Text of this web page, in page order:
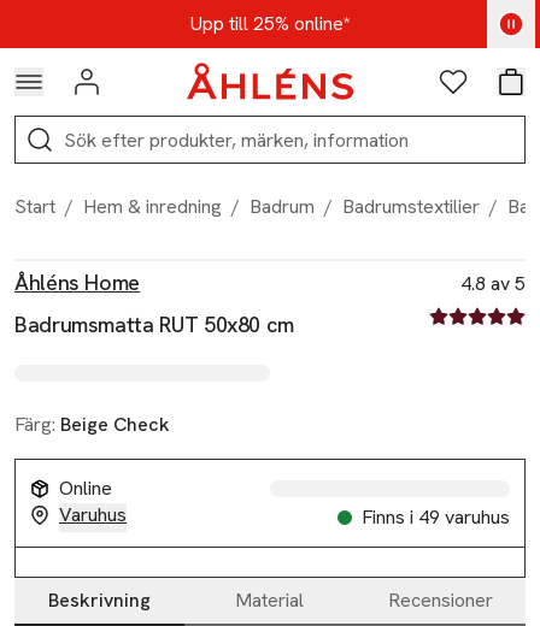
Hoppa till navigationsmenynUpp till 25% online*
Kod: AUG25 - Shoppa nu
Logga in Favoriter
Sök
Start / Hem & inredning / Badrum / Badrumstextilier /
Åhléns Home
Badrumsmatta RUT 50x80 cm
4.8 av 5
4.8 av fem
Färg: Beige Check
Online
Varuhus
Finns i 49 varuhus
Beskrivning Material Recensioner